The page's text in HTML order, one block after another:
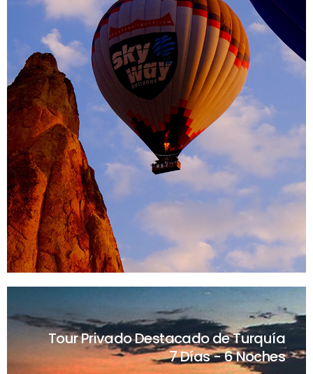
Tour Privado Destacado de Turquía
7 Días - 6 Noches